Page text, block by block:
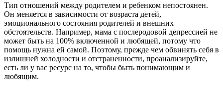
Тип отношений между родителем и ребенком непостоянен.
Он меняется в зависимости от возраста детей,
эмоционального состояния родителей и внешних
обстоятельств. Например, мама с послеродовой депрессией не
может быть на 100% включенной и любящей, потому что
помощь нужна ей самой. Поэтому, прежде чем обвинять себя в
излишней холодности и отстраненности, проанализируйте,
есть ли у вас ресурс на то, чтобы быть понимающим и
любящим.